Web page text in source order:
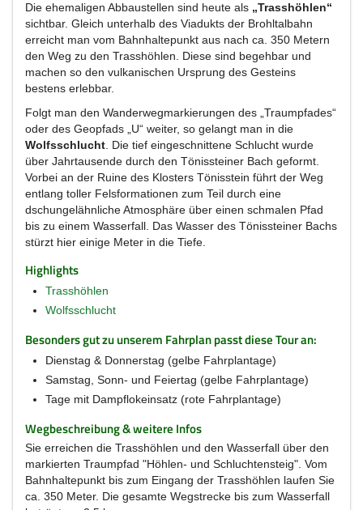
Die ehemaligen Abbaustellen sind heute als „Trasshöhlen“
sichtbar. Gleich unterhalb des Viadukts der Brohltalbahn
erreicht man vom Bahnhaltepunkt aus nach ca. 350 Metern
den Weg zu den Trasshöhlen. Diese sind begehbar und
machen so den vulkanischen Ursprung des Gesteins
bestens erlebbar.
Folgt man den Wanderwegmarkierungen des „Traumpfades“
oder des Geopfads „U“ weiter, so gelangt man in die
Wolfsschlucht. Die tief eingeschnittene Schlucht wurde
über Jahrtausende durch den Tönissteiner Bach geformt.
Vorbei an der Ruine des Klosters Tönisstein führt der Weg
entlang toller Felsformationen zum Teil durch eine
dschungelähnliche Atmosphäre über einen schmalen Pfad
bis zu einem Wasserfall. Das Wasser des Tönissteiner Bachs
stürzt hier einige Meter in die Tiefe.
Highlights
Trasshöhlen
Wolfsschlucht
Besonders gut zu unserem Fahrplan passt diese Tour an:
Dienstag & Donnerstag (gelbe Fahrplantage)
Samstag, Sonn- und Feiertag (gelbe Fahrplantage)
Tage mit Dampflokeinsatz (rote Fahrplantage)
Wegbeschreibung & weitere Infos
Sie erreichen die Trasshöhlen und den Wasserfall über den
markierten Traumpfad "Höhlen- und Schluchtensteig". Vom
Bahnhaltepunkt bis zum Eingang der Trasshöhlen laufen Sie
ca. 350 Meter. Die gesamte Wegstrecke bis zum Wasserfall